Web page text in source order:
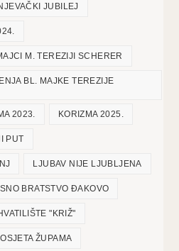
JUBILEJ
M. TEREZIJI SCHERER
BL. MAJKE TEREZIJE
2023. KORIZMA 2025.
PUT
LJUBAV NIJE LJUBLJENA
BRATSTVO ĐAKOVO
"KRIŽ"
ŽUPAMA